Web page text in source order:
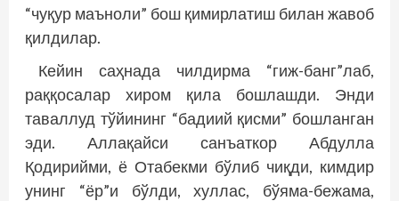
“чуқур маъноли” бош қимирлатиш билан жавоб
қилдилар.
Кейин саҳнада чилдирма “гиж-банг”лаб,
раққосалар хиром қила бошлашди. Энди
таваллуд тўйининг “бадиий қисми” бошланган
эди. Аллақайси санъаткор Абдулла
Қодирийми, ё Отабекми бўлиб чиқди, кимдир
унинг “ёр”и бўлди, хуллас, бўяма-бежама,